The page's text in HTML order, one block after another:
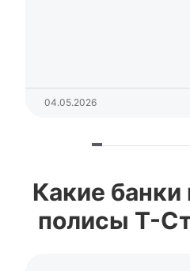
04.05.2026
Какие
полисы Т-